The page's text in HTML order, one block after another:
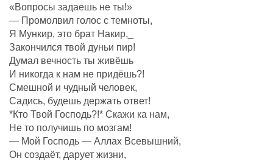
«Вопросы задаешь не ты!»
— Промолвил голос с темноты,
Я Мункир, это брат Накир,_
Закончился твой дуньи пир!
Думал вечность ты живёшь
И никогда к нам не придёшь?!
Смешной и чудный человек,
Садись, будешь держать ответ!
*Кто Твой Господь?!* Скажи ка нам,
Не то получишь по мозгам!
— Мой Господь — Аллах Всевышний,
Он создаëт, дарует жизни,